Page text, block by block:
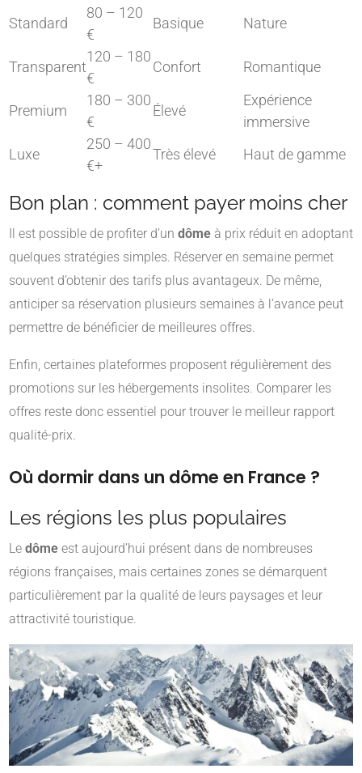
Standard
80 – 120
€
Basique Nature
Transparent
120 – 180
€
Confort Romantique
Premium
180 – 300
€
Élevé
Expérience
immersive
Luxe
250 – 400
€+
Très élevé Haut de gamme
Bon plan : comment payer moins cher
Il est possible de profiter d’un dôme à prix réduit en adoptant
quelques stratégies simples. Réserver en semaine permet
souvent d’obtenir des tarifs plus avantageux. De même,
anticiper sa réservation plusieurs semaines à l’avance peut
permettre de bénéficier de meilleures offres.
Enfin, certaines plateformes proposent régulièrement des
promotions sur les hébergements insolites. Comparer les
offres reste donc essentiel pour trouver le meilleur rapport
qualité-prix.
Où dormir dans un dôme en France ?
Les régions les plus populaires
Le dôme est aujourd’hui présent dans de nombreuses
régions françaises, mais certaines zones se démarquent
particulièrement par la qualité de leurs paysages et leur
attractivité touristique.